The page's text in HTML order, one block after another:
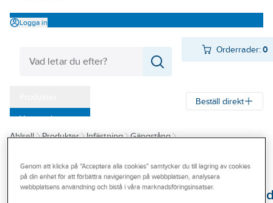
Logga in
Orderrader:0
Varumärken
Kampanjer
Outlet
Branscher
Beställ direkt
Ahlsell Produkter Infästning
Gängstång
FIXX
Genom att klicka på "Acceptera alla cookies" samtycker du till lagring av cookies
på din enhet för att förbättra navigeringen på webbplatsen, analysera
webbplatsens användning och bistå i våra marknadsföringsinsatser.